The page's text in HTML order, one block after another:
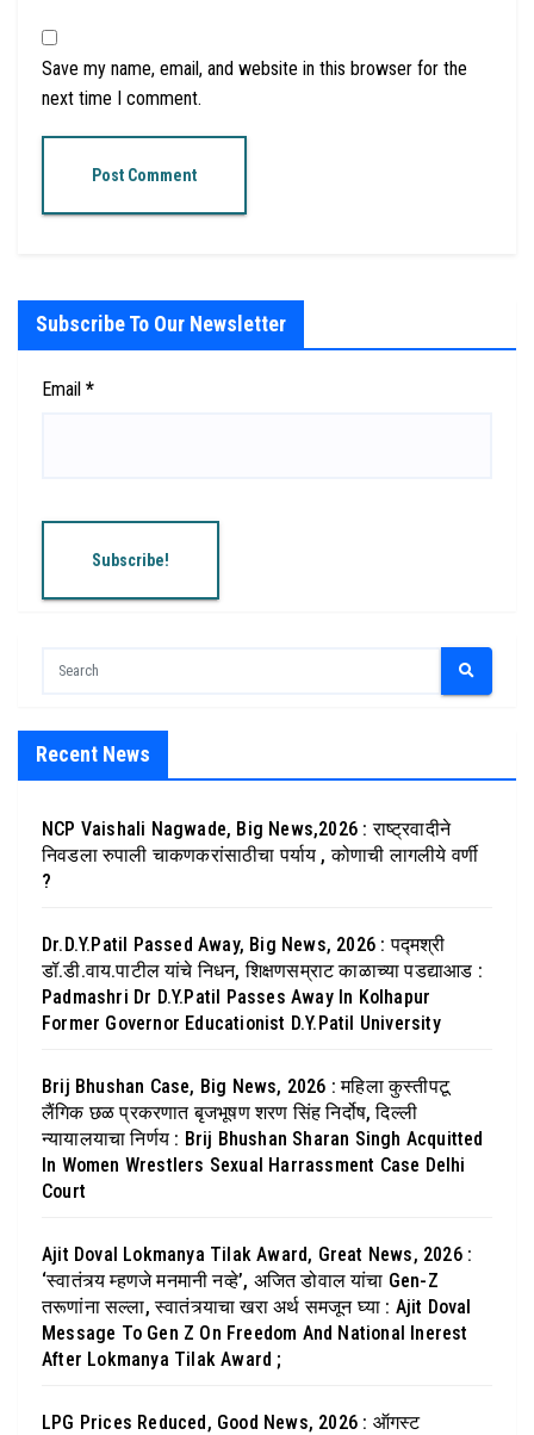
Save my name, email, and website in this browser for the
next time I comment.
Subscribe To Our Newsletter
Email *
Recent News
NCP Vaishali Nagwade, Big News,2026 : राष्ट्रवादीने
निवडला रुपाली चाकणकरांसाठीचा पर्याय , कोणाची लागलीये वर्णी
?
Dr.D.Y.Patil Passed Away, Big News, 2026 : पद्मश्री
डॉ.डी.वाय.पाटील यांचे निधन, शिक्षणसम्राट काळाच्या पडद्याआड :
Padmashri Dr D.Y.Patil Passes Away In Kolhapur
Former Governor Educationist D.Y.Patil University
Brij Bhushan Case, Big News, 2026 : महिला कुस्तीपटू
लैंगिक छळ प्रकरणात बृजभूषण शरण सिंह निर्दोष, दिल्ली
न्यायालयाचा निर्णय : Brij Bhushan Sharan Singh Acquitted
In Women Wrestlers Sexual Harrassment Case Delhi
Court
Ajit Doval Lokmanya Tilak Award, Great News, 2026 :
‘स्वातंत्र्य म्हणजे मनमानी नव्हे’, अजित डोवाल यांचा Gen-Z
तरूणांना सल्ला, स्वातंत्र्याचा खरा अर्थ समजून घ्या : Ajit Doval
Message To Gen Z On Freedom And National Inerest
After Lokmanya Tilak Award ;
LPG Prices Reduced, Good News, 2026 : ऑगस्ट